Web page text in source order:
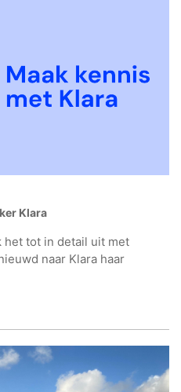
Klara
het tot in detail uit met
naar Klara haar